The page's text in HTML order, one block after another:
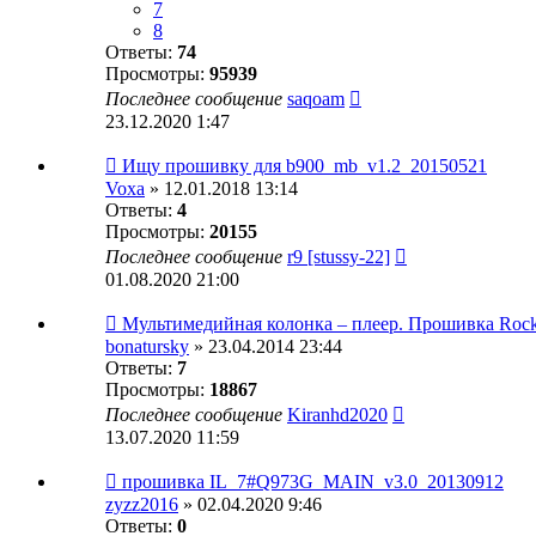
7
8
Ответы: 74
Просмотры: 95939
Последнее сообщение saqoam
23.12.2020 1:47
Ищу прошивку для b900_mb_v1.2_20150521
Voxa » 12.01.2018 13:14
Ответы: 4
Просмотры: 20155
Последнее сообщение r9 [stussy-22]
01.08.2020 21:00
Мультимедийная колонка – плеер. Прошивка
bonatursky » 23.04.2014 23:44
Ответы: 7
Просмотры: 18867
Последнее сообщение Kiranhd2020
13.07.2020 11:59
прошивка IL_7#Q973G_MAIN_v3.0_20130912
zyzz2016 » 02.04.2020 9:46
Ответы: 0